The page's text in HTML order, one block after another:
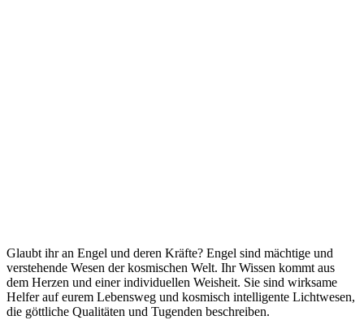
Glaubt ihr an Engel und deren Kräfte? Engel sind mächtige und
verstehende Wesen der kosmischen Welt. Ihr Wissen kommt aus
dem Herzen und einer individuellen Weisheit. Sie sind wirksame
Helfer auf eurem Lebensweg und kosmisch intelligente Lichtwesen,
die göttliche Qualitäten und Tugenden beschreiben.